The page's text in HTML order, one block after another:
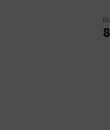
DI.
8